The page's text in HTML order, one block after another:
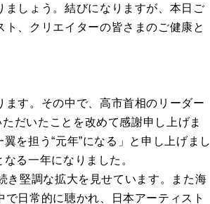
しょう。結びになりますが、本日ご
、クリエイターの皆さまのご健康と
す。その中で、高市首相のリーダー
だいたことを改めて感謝申し上げま
を担う“元年”になる」と申し上げまし
る一年になりました。
き堅調な拡大を見せています。また海
日常的に聴かれ、日本アーティスト